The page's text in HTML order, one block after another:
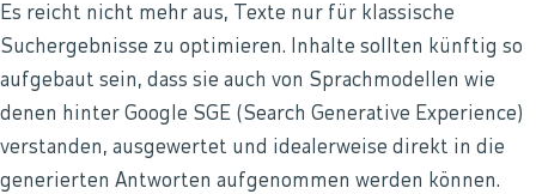
Es reicht nicht mehr aus, Texte nur für klassische
Suchergebnisse zu optimieren. Inhalte sollten künftig so
aufgebaut sein, dass sie auch von Sprachmodellen wie
denen hinter Google SGE (Search Generative Experience)
verstanden, ausgewertet und idealerweise direkt in die
generierten Antworten aufgenommen werden können.